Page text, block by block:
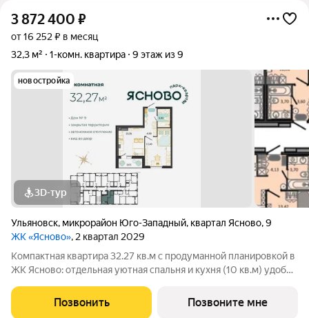
3 872 400 ₽
от 16 252 ₽ в месяц
32,3 м²
1-комн. квартира 9 этаж из 9
новостройка
3D-тур
Ульяновск, микрорайон Юго-Западный, квартал Ясново,9
ЖК «Ясново», 2 квартал 2029
Компактная квартира 32.27 кв.м с продуманной планировкой в
ЖК Ясново: отдельная уютная спальня и кухня (10 кв.м) удобно
планировка без лишних метров базовая отделка: стяжка пола,
установлены
Позвонить Позвоните мне